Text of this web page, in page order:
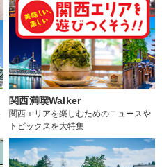
関西満喫Walker
関西エリアを楽しむためのニュースや
トピックスを大特集